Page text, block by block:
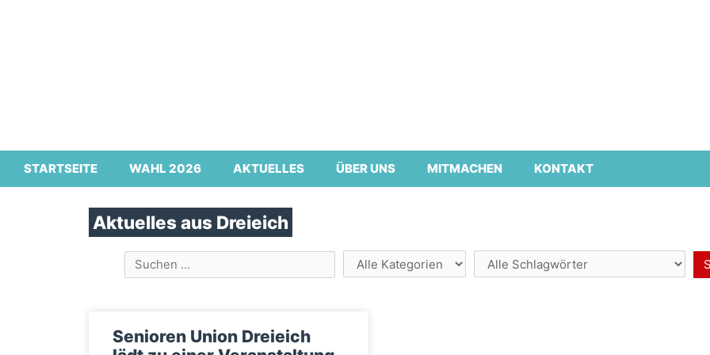
STARTSEITE WAHL 2026 AKTUELLES ÜBER UNS MITMACHEN KONTAKT
Aktuelles aus Dreieich
Senioren Union Dreieich